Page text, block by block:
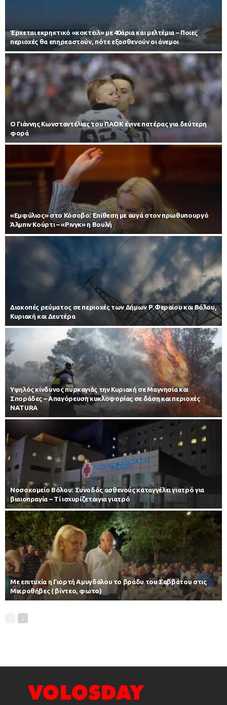
Έρχεται εκρηκτικό «κοκτέιλ» με 40άρια και μελτέμια – Ποιες
περιοχές θα επηρεαστούν, πότε εξασθενούν οι άνεμοι
Ο Γιάννης Κωνσταντέλιας του ΠΑΟΚ έγινε πατέρας για δεύτερη
φορά
«Εμφύλιος» στο Κόσοβο: Επίθεση με αυγά στον πρωθυπουργό
Άλμπιν Κούρτι – «Ρινγκ» η Βουλή
Διακοπές ρεύματος σε περιοχές των Δήμων Ρ.Φεραίου και Βόλου,
Κυριακή και Δευτέρα
Υψηλός κίνδυνος πυρκαγιάς την Κυριακή σε Μαγνησία και
Σποράδες – Απαγόρευση κυκλοφορίας σε δάση και περιοχές
NATURA
Νοσοκομείο Βόλου: Συνοδός ασθενούς καταγγέλει γιατρό για
βιαιοπραγία – Τί ισχυρίζεταιγια γιατρό
Με επιτυχία η Γιορτή Αμυγδάλου το βράδυ του Σαββάτου στις
Μικροθήβες ( βίντεο, φωτο)